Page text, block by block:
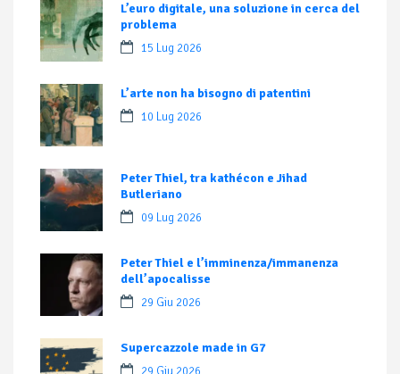
L’euro digitale, una soluzione in cerca del
problema
15 Lug 2026
L’arte non ha bisogno di patentini
10 Lug 2026
Peter Thiel, tra kathécon e Jihad
Butleriano
09 Lug 2026
Peter Thiel e l’imminenza/immanenza
dell’apocalisse
29 Giu 2026
Supercazzole made in G7